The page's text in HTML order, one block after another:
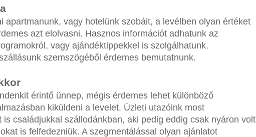
apartmanunk, vagy hotelünk szobáit, a levélben olyan értéket
azt elolvasni. Hasznos információt adhatunk az
vagy ajándéktippekkel is szolgálhatunk.
szemszögéből érdemes bemutatnunk.
érintő ünnep, mégis érdemes lehet különböző
kiküldeni a levelet. Üzleti utazóink most
családjukkal szállodánkban, aki pedig eddig csak nyáron volt
is felfedezniük. A szegmentálással olyan ajánlatot